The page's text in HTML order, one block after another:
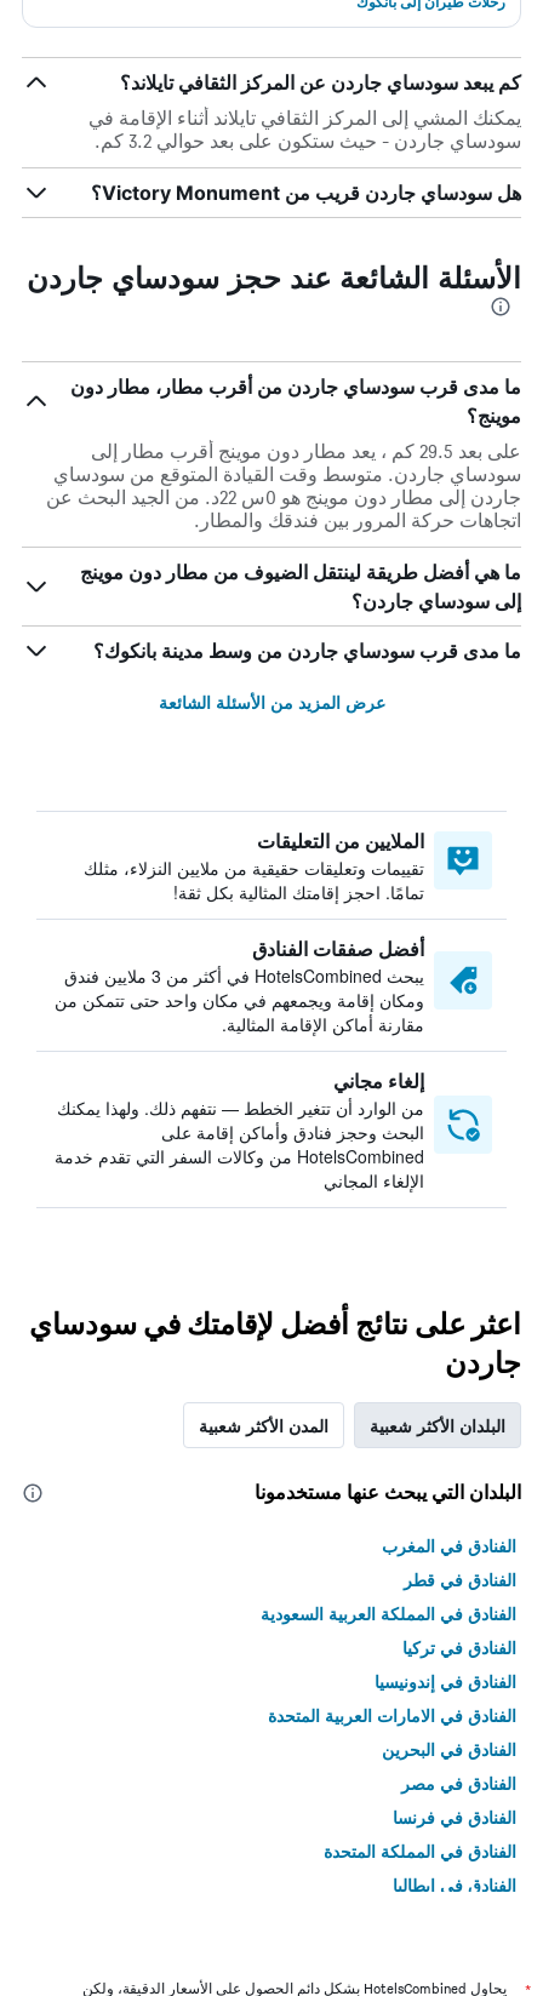
كم يبعد سودساي جاردن عن المركز الثقافي تايلاند؟
يمكنك المشي إلى المركز الثقافي تايلاند أثناء الإقامة في
سودساي جاردن - حيث ستكون على بعد حوالي 3.2 كم.
هل سودساي جاردن قريب من Victory Monument؟
الأسئلة الشائعة عند حجز سودساي جاردن
ما مدى قرب سودساي جاردن من أقرب مطار، مطار دون
موينج؟
على بعد 29.5 كم ، يعد مطار دون موينج أقرب مطار إلى
سودساي جاردن. متوسط وقت القيادة المتوقع من سودساي
جاردن إلى مطار دون موينج هو 0س 22د. من الجيد البحث عن
اتجاهات حركة المرور بين فندقك والمطار.
ما هي أفضل طريقة لينتقل الضيوف من مطار دون موينج
إلى سودساي جاردن؟
ما مدى قرب سودساي جاردن من وسط مدينة بانكوك؟
عرض المزيد من الأسئلة الشائعة
الملايين من التعليقات
تقييمات وتعليقات حقيقية من ملايين النزلاء، مثلك
تمامًا. احجز إقامتك المثالية بكل ثقة!
أفضل صفقات الفنادق
يبحث HotelsCombined في أكثر من 3 ملايين فندق
ومكان إقامة ويجمعهم في مكان واحد حتى تتمكن من
مقارنة أماكن الإقامة المثالية.
إلغاء مجاني
من الوارد أن تتغير الخطط — نتفهم ذلك. ولهذا يمكنك
البحث وحجز فنادق وأماكن إقامة على
HotelsCombined من وكالات السفر التي تقدم خدمة
الإلغاء المجاني
اعثر على نتائج أفضل لإقامتك في سودساي
جاردن
البلدان الأكثر شعبية المدن الأكثر شعبية
البلدان التي يبحث عنها مستخدمونا
الفنادق في المغرب
الفنادق في قطر
الفنادق في المملكة العربية السعودية
الفنادق في تركيا
الفنادق في إندونيسيا
الفنادق في الامارات العربية المتحدة
الفنادق في البحرين
الفنادق في مصر
الفنادق في فرنسا
الفنادق في المملكة المتحدة
الفنادق في إيطاليا
* يحاول HotelsCombined بشكل دائم الحصول على الأسعار الدقيقة، ولكن